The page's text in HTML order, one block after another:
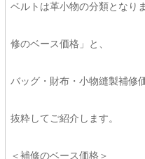
ベルトは革小物の分類となり
修のベース価格」と、
バッグ・財布・小物縫製補修
抜粋してご紹介します。
＜補修のベース価格＞